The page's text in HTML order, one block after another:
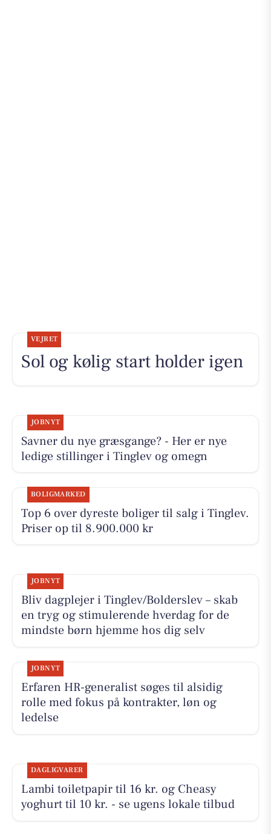
VEJRET
Sol og kølig start holder igen
JOBNYT
Savner du nye græsgange? - Her er nye
ledige stillinger i Tinglev og omegn
BOLIGMARKED
Top 6 over dyreste boliger til salg i Tinglev.
Priser op til 8.900.000 kr
JOBNYT
Bliv dagplejer i Tinglev/Bolderslev – skab
en tryg og stimulerende hverdag for de
mindste børn hjemme hos dig selv
JOBNYT
Erfaren HR-generalist søges til alsidig
rolle med fokus på kontrakter, løn og
ledelse
DAGLIGVARER
Lambi toiletpapir til 16 kr. og Cheasy
yoghurt til 10 kr. - se ugens lokale tilbud